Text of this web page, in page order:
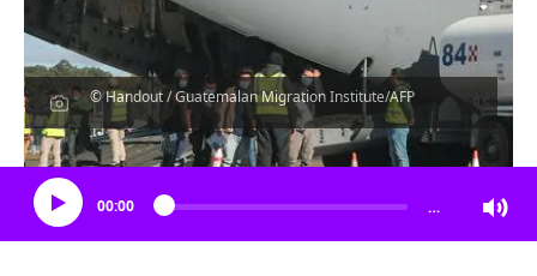
© Handout / Guatemalan Migration Institute/AFP
Escucha el artículo
00:00 …